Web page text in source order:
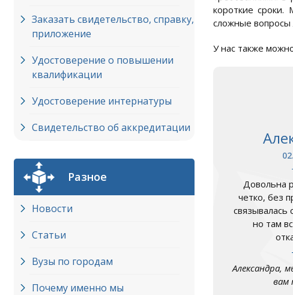
Заказать свидетельство, справку,
приложение
Удостоверение о повышении
квалификации
Удостоверение интернатуры
Свидетельство об аккредитации
Разное
Новости
Статьи
Вузы по городам
Почему именно мы
короткие
сложные вопросы
У нас также
Довольна
четко, без
связывалась
но там
Александра,
вам